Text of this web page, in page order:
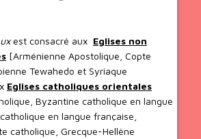
est consacré aux Eglises non
[Arménienne Apostolique, Copte
Tewahedo et Syriaque
Eglises catholiques orientales
Byzantine catholique en langue
en langue française,
catholique, Grecque-Hellène